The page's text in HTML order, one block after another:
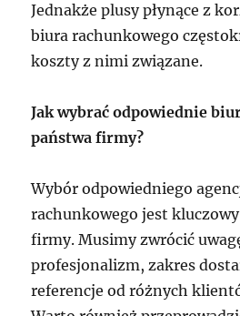
Jednakże plusy płynące z
biura rachunkowego
koszty z nimi związane.
Jak wybrać odpowiednie
państwa firmy?
Wybór odpowiedniego
rachunkowego jest
firmy. Musimy zwrócić
profesjonalizm, zakres
referencje od różnych